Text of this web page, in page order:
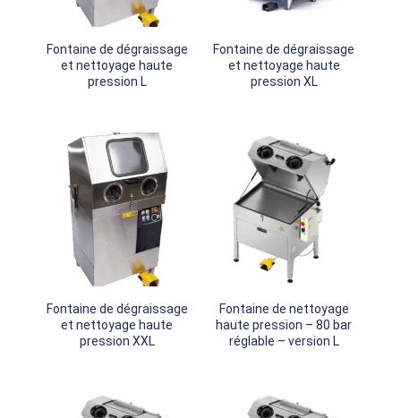
Fontaine de dégraissage
et nettoyage haute
pression L
Fontaine de dégraissage
et nettoyage haute
pression XL
Fontaine de dégraissage
et nettoyage haute
pression XXL
Fontaine de nettoyage
haute pression – 80 bar
réglable – version L